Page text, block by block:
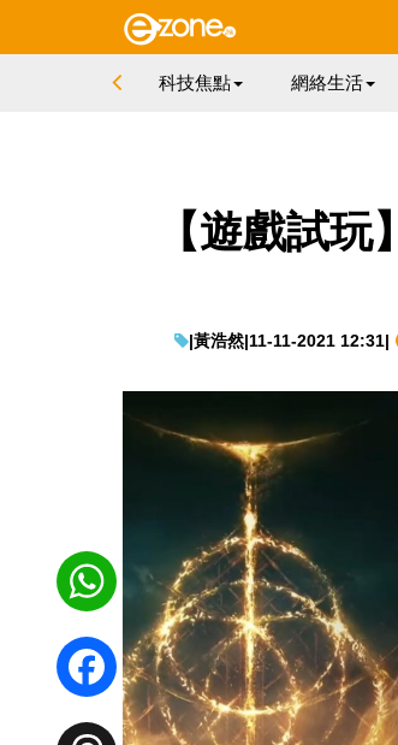
科技焦點 網絡生活
【遊戲試
|黃浩然|11-11-2021 12:31|
WhatsApp
Facebook